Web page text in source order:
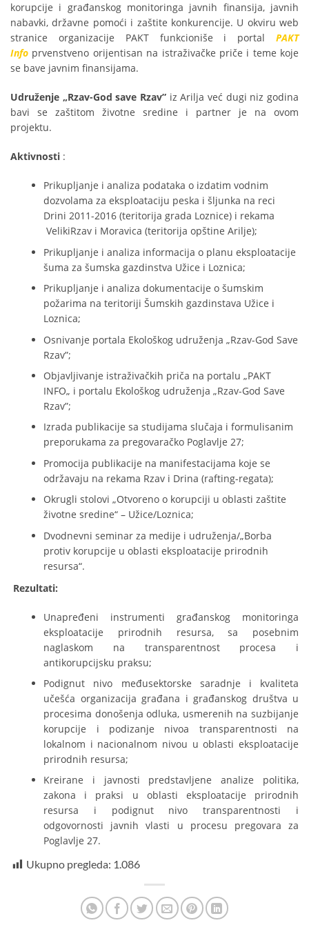
korupcije i građanskog monitoringa javnih finansija, javnih
nabavki, državne pomoći i zaštite konkurencije. U okviru web
stranice organizacije PAKT funkcioniše i portal PAKT
Info prvenstveno orijentisan na istraživačke priče i teme koje
se bave javnim finansijama.
Udruženje „Rzav-God save Rzav” iz Arilja već dugi niz godina
bavi se zaštitom životne sredine i partner je na ovom
projektu.
Aktivnosti :
Prikupljanje i analiza podataka o izdatim vodnim
dozvolama za eksploataciju peska i šljunka na reci
Drini 2011-2016 (teritorija grada Loznice) i rekama
VelikiRzav i Moravica (teritorija opštine Arilje);
Prikupljanje i analiza informacija o planu eksploatacije
šuma za šumska gazdinstva Užice i Loznica;
Prikupljanje i analiza dokumentacije o šumskim
požarima na teritoriji Šumskih gazdinstava Užice i
Loznica;
Osnivanje portala Ekološkog udruženja „Rzav-God Save
Rzav”;
Objavljivanje istraživačkih priča na portalu „PAKT
INFO„ i portalu Ekološkog udruženja „Rzav-God Save
Rzav”;
Izrada publikacije sa studijama slučaja i formulisanim
preporukama za pregovaračko Poglavlje 27;
Promocija publikacije na manifestacijama koje se
održavaju na rekama Rzav i Drina (rafting-regata);
Okrugli stolovi „Otvoreno o korupciji u oblasti zaštite
životne sredine“ – Užice/Loznica;
Dvodnevni seminar za medije i udruženja/„Borba
protiv korupcije u oblasti eksploatacije prirodnih
resursa“.
Rezultati:
Unapređeni instrumenti građanskog monitoringa
eksploatacije prirodnih resursa, sa posebnim
naglaskom na transparentnost procesa i
antikorupcijsku praksu;
Podignut nivo međusektorske saradnje i kvaliteta
učešća organizacija građana i građanskog društva u
procesima donošenja odluka, usmerenih na suzbijanje
korupcije i podizanje nivoa transparentnosti na
lokalnom i nacionalnom nivou u oblasti eksploatacije
prirodnih resursa;
Kreirane i javnosti predstavljene analize politika,
zakona i praksi u oblasti eksploatacije prirodnih
resursa i podignut nivo transparentnosti i
odgovornosti javnih vlasti u procesu pregovara za
Poglavlje 27.
Ukupno pregleda: 1.086